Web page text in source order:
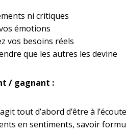
ni critiques
émotions
vos besoins réels
que les autres les devine
/ gagnant :
tout d’abord d’être à
en sentiments, savoir